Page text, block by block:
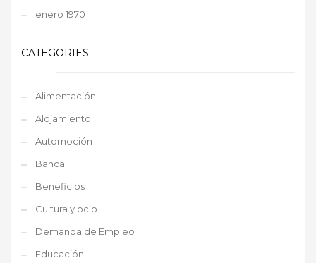
enero 1970
CATEGORIES
Alimentación
Alojamiento
Automoción
Banca
Beneficios
Cultura y ocio
Demanda de Empleo
Educación